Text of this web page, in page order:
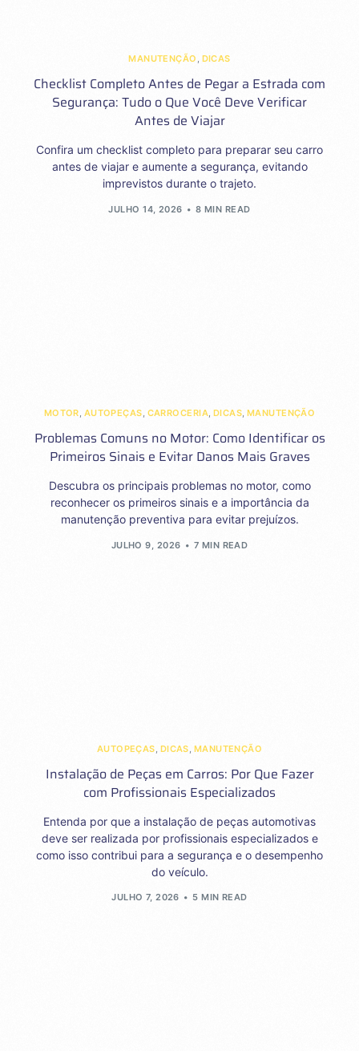
MANUTENÇÃO , DICAS
Checklist Completo Antes de Pegar a Estrada com
Segurança: Tudo o Que Você Deve Verificar
Antes de Viajar
Confira um checklist completo para preparar seu carro
antes de viajar e aumente a segurança, evitando
imprevistos durante o trajeto.
JULHO 14, 2026 8 MIN READ
MOTOR, AUTOPEÇAS, CARROCERIA, DICAS, MANUTENÇÃO
Problemas Comuns no Motor: Como Identificar os
Primeiros Sinais e Evitar Danos Mais Graves
Descubra os principais problemas no motor, como
reconhecer os primeiros sinais e a importância da
manutenção preventiva para evitar prejuízos.
JULHO 9, 2026 7 MIN READ
AUTOPEÇAS, DICAS, MANUTENÇÃO
Instalação de Peças em Carros: Por Que Fazer
com Profissionais Especializados
Entenda por que a instalação de peças automotivas
deve ser realizada por profissionais especializados e
como isso contribui para a segurança e o desempenho
do veículo.
JULHO 7, 2026 5 MIN READ